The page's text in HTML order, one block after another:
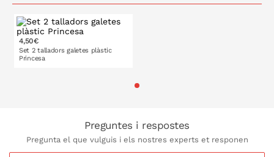
4,50€
Set 2 talladors galetes plàstic
Princesa
Preguntes i respostes
Pregunta el que vulguis i els nostres experts et responen